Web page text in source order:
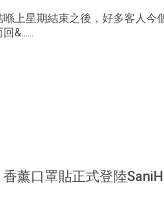
上星期結束之後，好多客人今
&......
香薰口罩貼正式登陸